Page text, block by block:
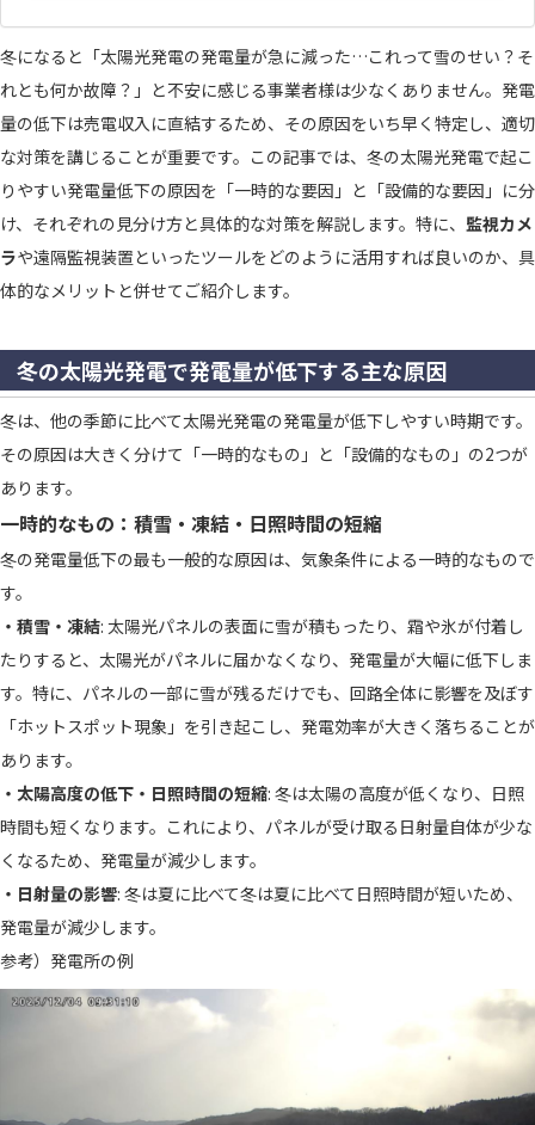
冬になると「太陽光発電の発電量が急に減った…これって雪のせい？そ
れとも何か故障？」と不安に感じる事業者様は少なくありません。発電
量の低下は売電収入に直結するため、その原因をいち早く特定し、適切
な対策を講じることが重要です。この記事では、冬の太陽光発電で起こ
りやすい発電量低下の原因を「一時的な要因」と「設備的な要因」に分
け、それぞれの見分け方と具体的な対策を解説します。特に、 監視カメ
ラや遠隔監視装置といったツールをどのように活用すれば良いのか、具
体的なメリットと併せてご紹介します。
冬の太陽光発電で発電量が低下する主な原因
冬は、他の季節に比べて太陽光発電の発電量が低下しやすい時期です。
その原因は大きく分けて「一時的なもの」と「設備的なもの」の2つが
あります。
一時的なもの：積雪・凍結・日照時間の短縮
冬の発電量低下の最も一般的な原因は、気象条件による一時的なもので
す。
・積雪・凍結: 太陽光パネルの表面に雪が積もったり、霜や氷が付着し
たりすると、太陽光がパネルに届かなくなり、発電量が大幅に低下しま
す。特に、パネルの一部に雪が残るだけでも、回路全体に影響を及ぼす
「ホットスポット現象」を引き起こし、発電効率が大きく落ちることが
あります。
・太陽高度の低下・日照時間の短縮: 冬は太陽の高度が低くなり、日照
時間も短くなります。これにより、パネルが受け取る日射量自体が少な
くなるため、発電量が減少します。
・日射量の影響: 冬は夏に比べて冬は夏に比べて日照時間が短いため、
発電量が減少します。
参考）発電所の例